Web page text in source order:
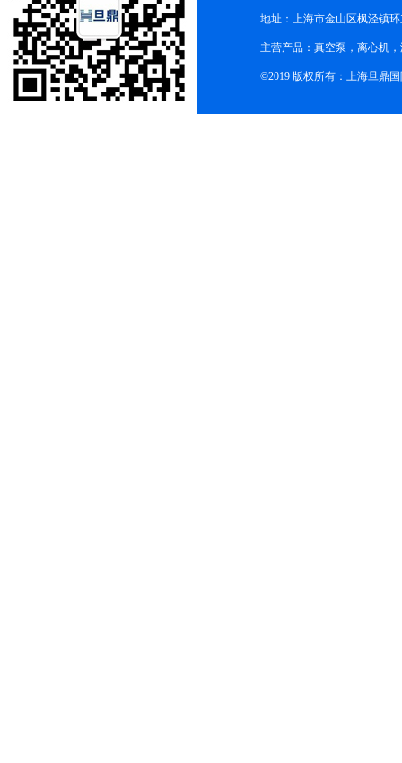
地址：上海市金山区枫泾镇
主营产品：真空泵，离心机
©2019 版权所有：上海旦鼎